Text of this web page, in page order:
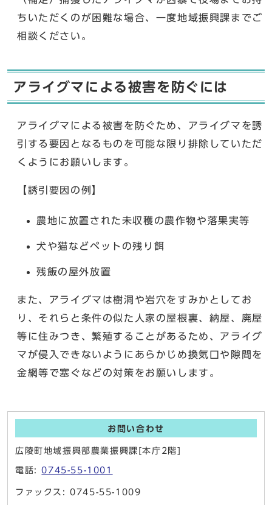
ちいただくのが困難な場合、一度地域振興課までご
相談ください。
アライグマによる被害を防ぐには
アライグマによる被害を防ぐため、アライグマを誘
引する要因となるものを可能な限り排除していただ
くようにお願いします。
【誘引要因の例】
農地に放置された未収穫の農作物や落果実等
犬や猫などペットの残り餌
残飯の屋外放置
また、アライグマは樹洞や岩穴をすみかとしてお
り、それらと条件の似た人家の屋根裏、納屋、廃屋
等に住みつき、繁殖することがあるため、アライグ
マが侵入できないようにあらかじめ換気口や隙間を
金網等で塞ぐなどの対策をお願いします。
お問い合わせ
広陵町地域振興部農業振興課[本庁2階]
電話:0745-55-1001
ファックス: 0745-55-1009